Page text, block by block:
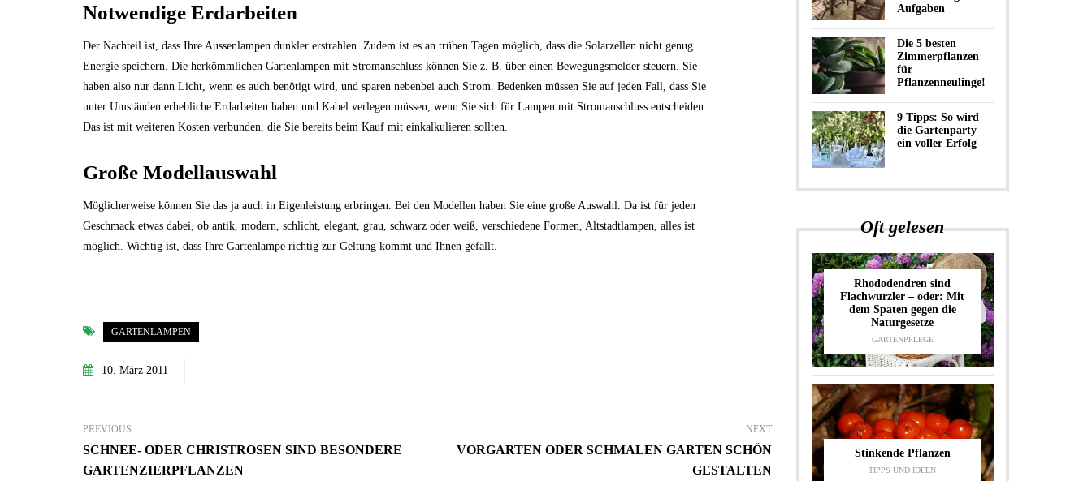
Notwendige Erdarbeiten
Der Nachteil ist, dass Ihre Aussenlampen dunkler erstrahlen. Zudem ist es an trüben Tagen möglich, dass die Solarzellen nicht genug
Energie speichern. Die herkömmlichen Gartenlampen mit Stromanschluss können Sie z. B. über einen Bewegungsmelder steuern. Sie
haben also nur dann Licht, wenn es auch benötigt wird, und sparen nebenbei auch Strom. Bedenken müssen Sie auf jeden Fall, dass Sie
unter Umständen erhebliche Erdarbeiten haben und Kabel verlegen müssen, wenn Sie sich für Lampen mit Stromanschluss entscheiden.
Das ist mit weiteren Kosten verbunden, die Sie bereits beim Kauf mit einkalkulieren sollten.
Große Modellauswahl
Möglicherweise können Sie das ja auch in Eigenleistung erbringen. Bei den Modellen haben Sie eine große Auswahl. Da ist für jeden
Geschmack etwas dabei, ob antik, modern, schlicht, elegant, grau, schwarz oder weiß, verschiedene Formen, Altstadtlampen, alles ist
möglich. Wichtig ist, dass Ihre Gartenlampe richtig zur Geltung kommt und Ihnen gefällt.
GARTENLAMPEN
10. März 2011
PREVIOUS
SCHNEE- ODER CHRISTROSEN SIND BESONDERE
GARTENZIERPFLANZEN
NEXT
VORGARTEN ODER SCHMALEN GARTEN SCHÖN
GESTALTEN
Aufgaben
Die 5 besten
Zimmerpflanzen
für
Pflanzenneulinge!
9 Tipps: So wird
die Gartenparty
ein voller Erfolg
Oft gelesen
Rhododendren sind
Flachwurzler – oder: Mit
dem Spaten gegen die
Naturgesetze
GARTENPFLEGE
Stinkende Pflanzen
TIPPS UND IDEEN